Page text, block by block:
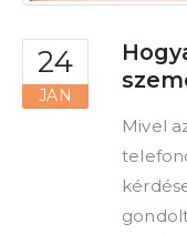
24
JAN
Mivel